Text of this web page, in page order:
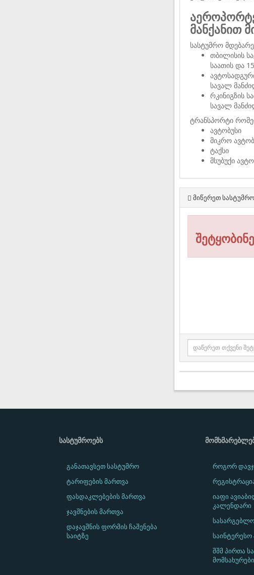
მანქანით
სასტუმრო
თბილისის
საათის და
სავალ
რკინიგზის
სავალ
ტრანსპორტი
ავტობუსი
მიკრო
ტაქსი
მსუბუქი
მიწერეთ
ᲡᲐᲡᲢᲣᲛᲠᲝᲔᲑᲡ
განათავსეთ სასტუმრო
ტარიფების მართვა
ფასდაკლებების მართვა
ჯავშნების მართვა
დაჯავშნის ფორმის ჩაშენება
საიტზე
როგორ
იაფი
კალენდარი
შშმ პირთა